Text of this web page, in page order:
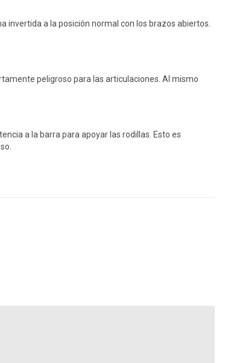
invertida a la posición normal con los brazos abiertos.
peligroso para las articulaciones. Al mismo
a la barra para apoyar las rodillas. Esto es